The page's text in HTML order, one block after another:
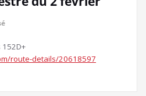
152D+
route-details/20618597